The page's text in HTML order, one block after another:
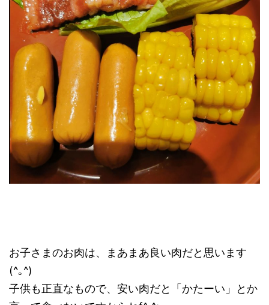
お子さまのお肉は、まあまあ良い肉だと思います
(^｡^)
子供も正直なもので、安い肉だと「かたーい」とか